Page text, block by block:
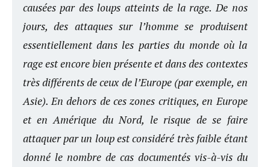
causées par des loups atteints de la rage. De nos
jours, des attaques sur l’homme se produisent
essentiellement dans les parties du monde où la
rage est encore bien présente et dans des contextes
très différents de ceux de l’Europe (par exemple, en
Asie). En dehors de ces zones critiques, en Europe
et en Amérique du Nord, le risque de se faire
attaquer par un loup est considéré très faible étant
donné le nombre de cas documentés vis-à-vis du